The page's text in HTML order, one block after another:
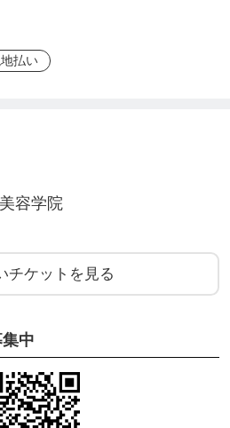
払い
容学院
チケットを見る
中